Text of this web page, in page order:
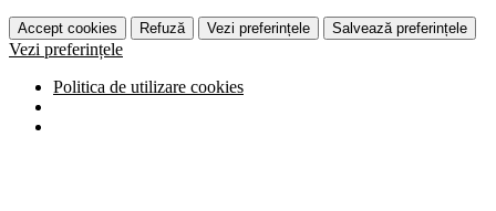
Accept cookies Refuză Vezi preferințele Salvează preferințele
Vezi preferințele
Politica de utilizare cookies